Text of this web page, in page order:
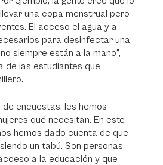
una copa menstrual pero
El acceso el agua y a
para desinfectar una
siempre están a la mano”,
de las estudiantes que
de encuestas, les hemos
qué necesitan. En este
hemos dado cuenta de que
un tabú. Son personas
a la educación y que